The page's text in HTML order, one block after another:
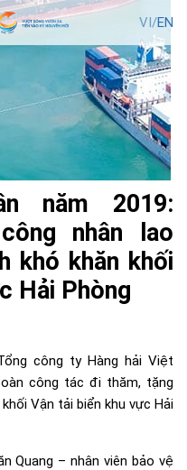
VI/EN
năm 2019:
nhân lao
khó khăn khối
Hải Phòng
công ty Hàng hải Việt
công tác đi thăm, tặng
Vận tải biển khu vực Hải
Quang – nhân viên bảo vệ